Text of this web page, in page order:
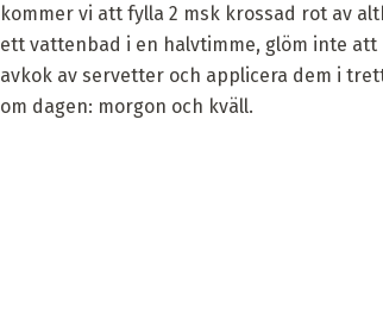
kommer vi att fylla 2 msk krossad rot av
ett vattenbad i en halvtimme, glöm inte
avkok av servetter och applicera dem i
om dagen: morgon och kväll.